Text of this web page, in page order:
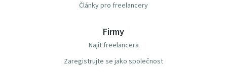
Články pro freelancery
Firmy
Najít freelancera
Zaregistrujte se jako společnost